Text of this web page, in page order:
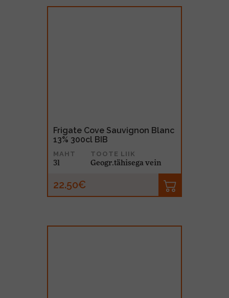
Frigate Cove Sauvignon Blanc
13% 300cl BIB
MAHT
3l
TOOTE LIIK
Geogr.tähisega vein
22.50€